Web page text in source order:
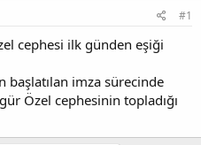
#1
cephesi ilk günden eşiği
başlatılan imza sürecinde
Özel cephesinin topladığı